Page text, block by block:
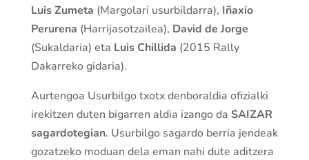
Luis Zumeta (Margolari usurbildarra), Iñaxio
Perurena (Harrijasotzailea), David de Jorge
(Sukaldaria) eta Luis Chillida (2015 Rally
Dakarreko gidaria).
Aurtengoa Usurbilgo txotx denboraldia ofizialki
irekitzen duten bigarren aldia izango da SAIZAR
sagardotegian. Usurbilgo sagardo berria jendeak
gozatzeko moduan dela eman nahi dute aditzera